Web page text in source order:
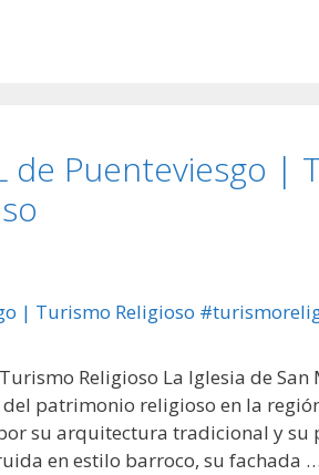
de Puenteviesgo |
Religioso La Iglesia de San
patrimonio religioso en la
su arquitectura tradicional y
en estilo barroco, su fachada …